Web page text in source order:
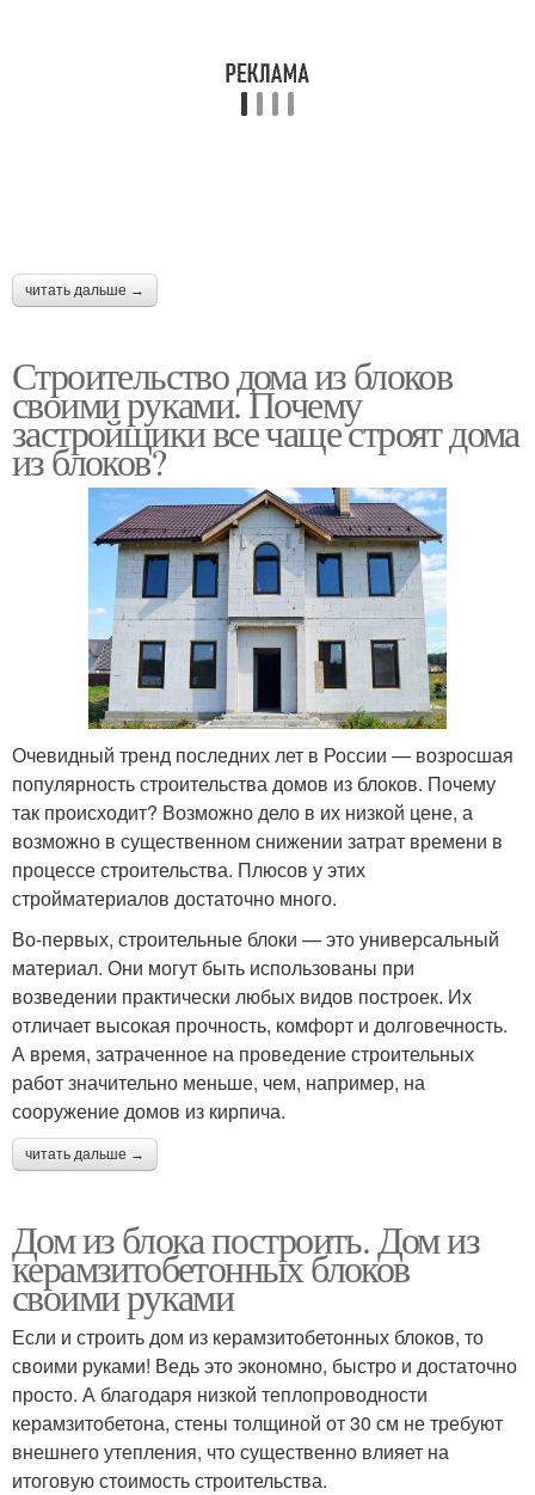
читать дальше →
Строительство дома из блоков
своими руками. Почему
застройщики все чаще строят дома
из блоков?
Очевидный тренд последних лет в России — возросшая
популярность строительства домов из блоков. Почему
так происходит? Возможно дело в их низкой цене, а
возможно в существенном снижении затрат времени в
процессе строительства. Плюсов у этих
стройматериалов достаточно много.
Во-первых, строительные блоки — это универсальный
материал. Они могут быть использованы при
возведении практически любых видов построек. Их
отличает высокая прочность, комфорт и долговечность.
А время, затраченное на проведение строительных
работ значительно меньше, чем, например, на
сооружение домов из кирпича.
читать дальше →
Дом из блока построить. Дом из
керамзитобетонных блоков
своими руками
Если и строить дом из керамзитобетонных блоков, то
своими руками! Ведь это экономно, быстро и достаточно
просто. А благодаря низкой теплопроводности
керамзитобетона, стены толщиной от 30 см не требуют
внешнего утепления, что существенно влияет на
итоговую стоимость строительства.